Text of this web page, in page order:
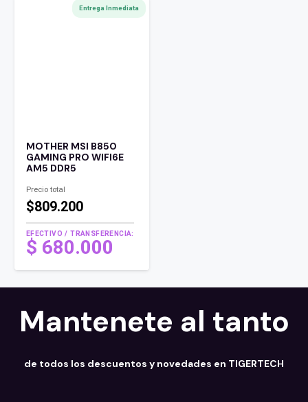
Entrega Inmediata
MOTHER MSI B850
GAMING PRO WIFI6E
AM5 DDR5
Precio total
$809.200
EFECTIVO / TRANSFERENCIA:
$ 680.000
Mantenete al tanto
de todos los descuentos y novedades en TIGERTECH